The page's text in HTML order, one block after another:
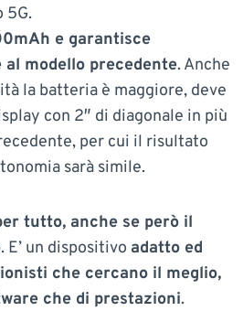
5G.
e garantisce
al modello precedente. Anche
la batteria è maggiore, deve
con 2″ di diagonale in più
per cui il risultato
sarà simile.
tutto, anche se però il
. E’ un dispositivo adatto ed
che cercano il meglio,
che di prestazioni.